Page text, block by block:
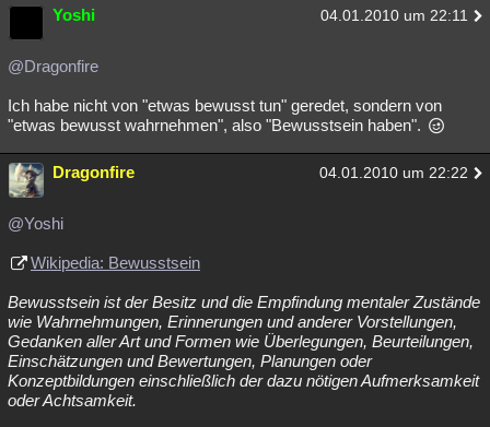
Yoshi 04.01.2010 um 22:11
@Dragonfire
Ich habe nicht von "etwas bewusst tun" geredet, sondern von
"etwas bewusst wahrnehmen", also "Bewusstsein haben".
Dragonfire 04.01.2010 um 22:22
@Yoshi
Wikipedia: Bewusstsein
Bewusstsein ist der Besitz und die Empfindung mentaler Zustände
wie Wahrnehmungen, Erinnerungen und anderer Vorstellungen,
Gedanken aller Art und Formen wie Überlegungen, Beurteilungen,
Einschätzungen und Bewertungen, Planungen oder
Konzeptbildungen einschließlich der dazu nötigen Aufmerksamkeit
oder Achtsamkeit.